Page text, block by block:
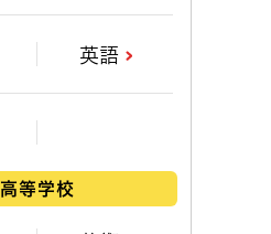
英語
高等学校